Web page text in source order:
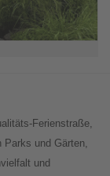
Ferienstraße,
Parks und Gärten,
und